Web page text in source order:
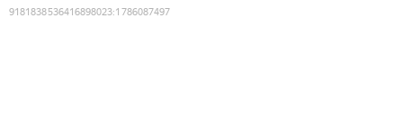
9181838536416898023:1786087497